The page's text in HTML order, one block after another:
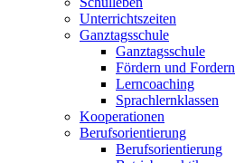
Unterrichtszeiten
Ganztagsschule
Ganztagsschule
Fördern und Fordern
Lerncoaching
Sprachlernklassen
Kooperationen
Berufsorientierung
Berufsorientierung